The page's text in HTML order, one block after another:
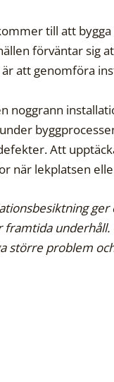
till att
förväntar sig
att genomföra
noggrann
Att
när lekplatsen
framtida
större problem